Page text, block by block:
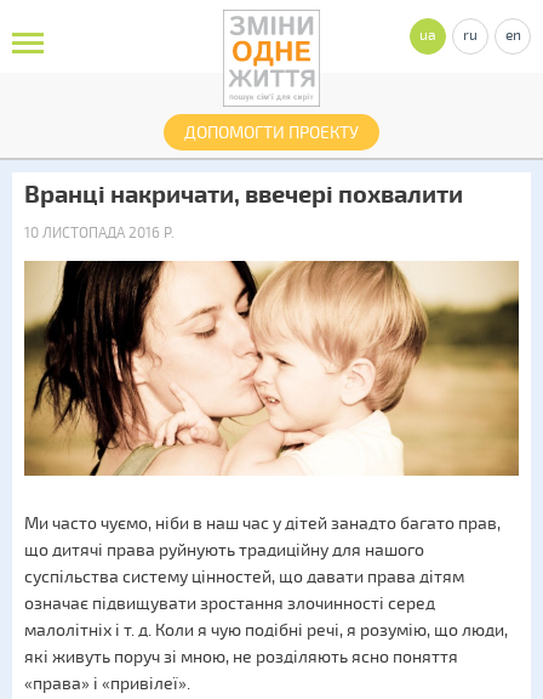
ДОПОМОГТИ ПРОЕКТУ
ua ru en
Вранці накричати, ввечері похвалити
10 ЛИСТОПАДА 2016 Р.
Ми часто чуємо, ніби в наш час у дітей занадто багато прав,
що дитячі права руйнують традиційну для нашого
суспільства систему цінностей, що давати права дітям
означає підвищувати зростання злочинності серед
малолітніх і т. д. Коли я чую подібні речі, я розумію, що люди,
які живуть поруч зі мною, не розділяють ясно поняття
«права» і «привілеї».